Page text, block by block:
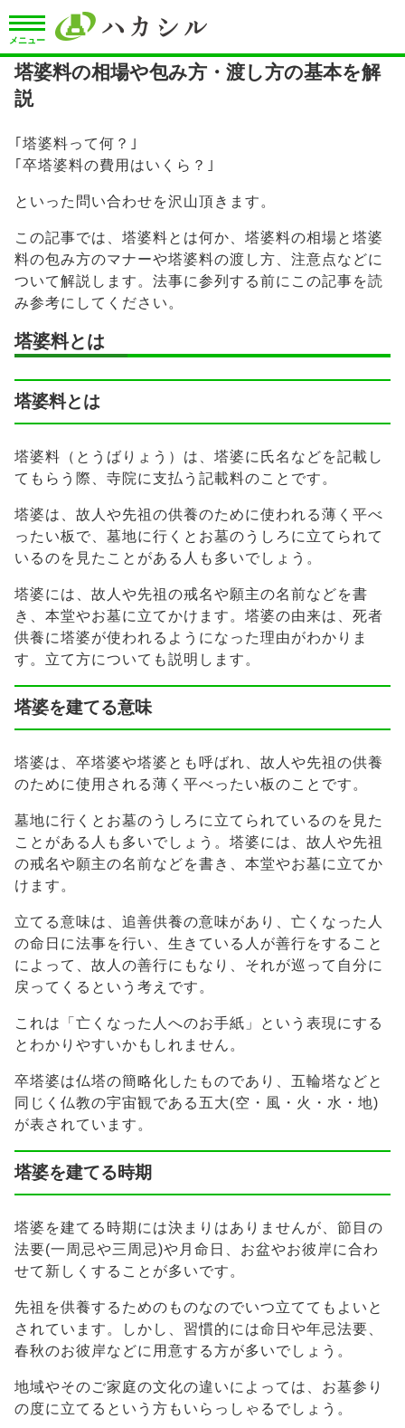
メニュー
塔婆料の相場や包み方・渡し方の基本を解
説
｢塔婆料って何？｣
｢卒塔婆料の費用はいくら？｣
といった問い合わせを沢山頂きます。
この記事では、塔婆料とは何か、塔婆料の相場と塔婆
料の包み方のマナーや塔婆料の渡し方、注意点などに
ついて解説します。法事に参列する前にこの記事を読
み参考にしてください。
塔婆料とは
塔婆料とは
塔婆料（とうばりょう）は、塔婆に氏名などを記載し
てもらう際、寺院に支払う記載料のことです。
塔婆は、故人や先祖の供養のために使われる薄く平べ
ったい板で、墓地に行くとお墓のうしろに立てられて
いるのを見たことがある人も多いでしょう。
塔婆には、故人や先祖の戒名や願主の名前などを書
き、本堂やお墓に立てかけます。塔婆の由来は、死者
供養に塔婆が使われるようになった理由がわかりま
す。立て方についても説明します。
塔婆を建てる意味
塔婆は、卒塔婆や塔婆とも呼ばれ、故人や先祖の供養
のために使用される薄く平べったい板のことです。
墓地に行くとお墓のうしろに立てられているのを見た
ことがある人も多いでしょう。塔婆には、故人や先祖
の戒名や願主の名前などを書き、本堂やお墓に立てか
けます。
立てる意味は、追善供養の意味があり、亡くなった人
の命日に法事を行い、生きている人が善行をすること
によって、故人の善行にもなり、それが巡って自分に
戻ってくるという考えです。
これは「亡くなった人へのお手紙」という表現にする
とわかりやすいかもしれません。
卒塔婆は仏塔の簡略化したものであり、五輪塔などと
同じく仏教の宇宙観である五大(空・風・火・水・地)
が表されています。
塔婆を建てる時期
塔婆を建てる時期には決まりはありませんが、節目の
法要(一周忌や三周忌)や月命日、お盆やお彼岸に合わ
せて新しくすることが多いです。
先祖を供養するためのものなのでいつ立ててもよいと
されています。しかし、習慣的には命日や年忌法要、
春秋のお彼岸などに用意する方が多いでしょう。
地域やそのご家庭の文化の違いによっては、お墓参り
の度に立てるという方もいらっしゃるでしょう。